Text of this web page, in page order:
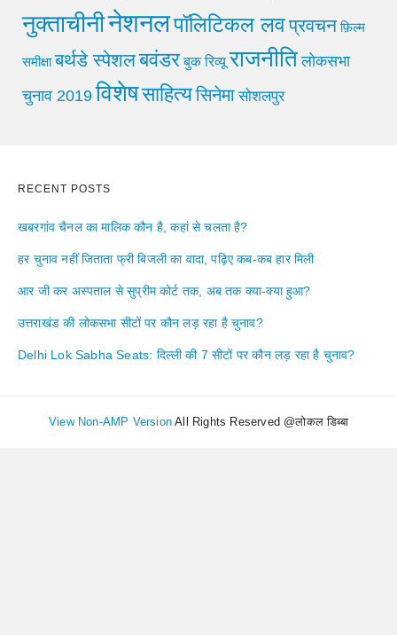
नुक्ताचीनीनेशनलपॉलिटिकल लवप्रवचन फ़िल्म
समीक्षा बर्थडे स्पेशलबवंडर बुक रिव्यू राजनीति लोकसभा
चुनाव 2019 विशेषसाहित्यसिनेमा सोशलपुर
RECENT POSTS
खबरगांव चैनल का मालिक कौन है, कहां से चलता है?
हर चुनाव नहीं जिताता फ्री बिजली का वादा, पढ़िए कब-कब हार मिली
आर जी कर अस्पताल से सुप्रीम कोर्ट तक, अब तक क्या-क्या हुआ?
उत्तराखंड की लोकसभा सीटों पर कौन लड़ रहा है चुनाव?
Delhi Lok Sabha Seats: दिल्ली की 7 सीटों पर कौन लड़ रहा है चुनाव?
View Non-AMP Version All Rights Reserved @लोकल डिब्बा